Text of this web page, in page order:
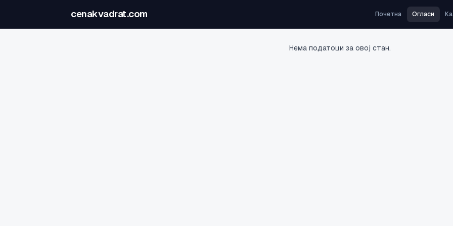
cenakvadrat.com Почетна Огласи
Нема податоци за овој стан.